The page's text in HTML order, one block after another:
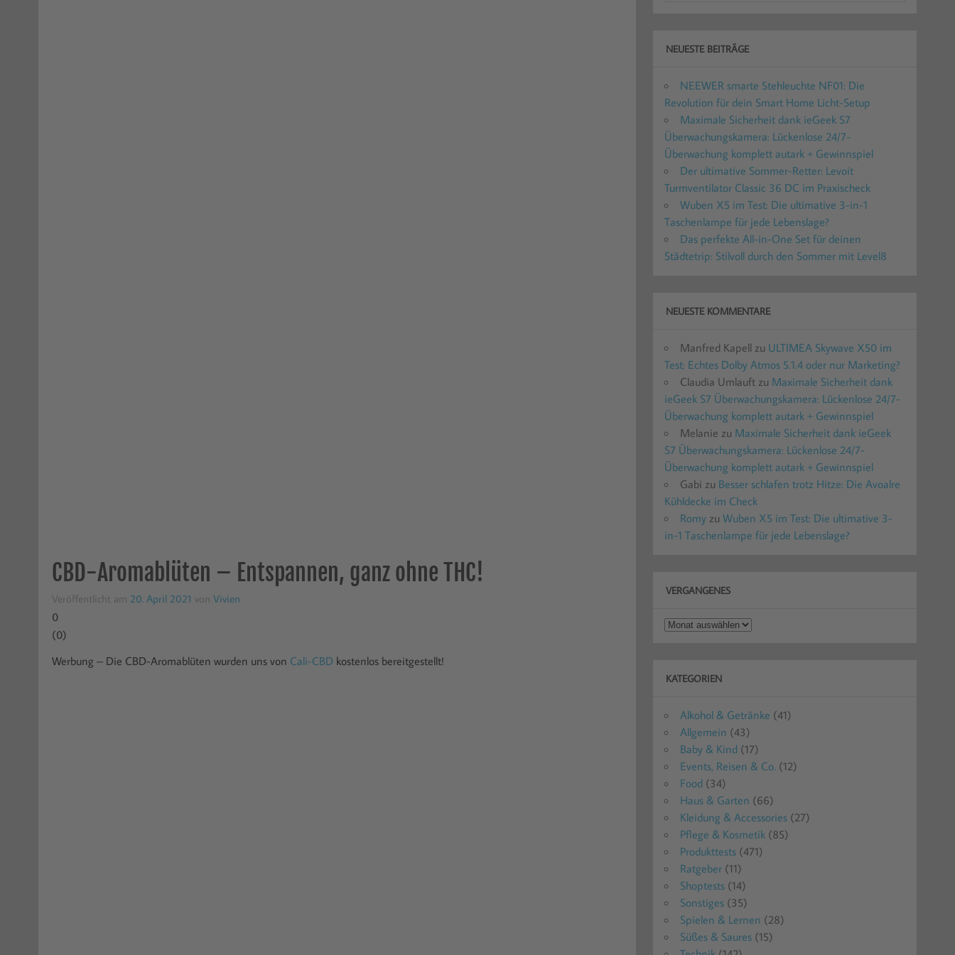
CBD-Aromablüten – Entspannen, ganz ohne THC!
Veröffentlicht am 20. April 2021 von Vivien
0
(0)
Werbung – Die CBD-Aromablüten wurden uns von Cali-CBD kostenlos bereitgestellt!
NEUESTE BEITRÄGE
NEEWER smarte Stehleuchte NF01: Die
Revolution für dein Smart Home Licht-Setup
Maximale Sicherheit dank ieGeek S7
Überwachungskamera: Lückenlose 24/7-
Überwachung komplett autark + Gewinnspiel
Der ultimative Sommer-Retter: Levoit
Turmventilator Classic 36 DC im Praxischeck
Wuben X5 im Test: Die ultimative 3-in-1
Taschenlampe für jede Lebenslage?
Das perfekte All-in-One Set für deinen
Städtetrip: Stilvoll durch den Sommer mit Level8
NEUESTE KOMMENTARE
Manfred Kapell zu ULTIMEA Skywave X50 im
Test: Echtes Dolby Atmos 5.1.4 oder nur Marketing?
Claudia Umlauft zu Maximale Sicherheit dank
ieGeek S7 Überwachungskamera: Lückenlose 24/7-
Überwachung komplett autark + Gewinnspiel
Melanie zu Maximale Sicherheit dank ieGeek
S7 Überwachungskamera: Lückenlose 24/7-
Überwachung komplett autark + Gewinnspiel
Gabi zu Besser schlafen trotz Hitze: Die Avoalre
Kühldecke im Check
Romy zuWuben X5 im Test: Die ultimative 3-
in-1 Taschenlampe für jede Lebenslage?
VERGANGENES
Vergangenes
KATEGORIEN
Alkohol & Getränke (41)
Allgemein (43)
Baby & Kind (17)
Events, Reisen & Co. (12)
Food (34)
Haus & Garten (66)
Kleidung & Accessories (27)
Pflege & Kosmetik (85)
Produkttests (471)
Ratgeber (11)
Shoptests (14)
Sonstiges (35)
Spielen & Lernen (28)
Süßes & Saures (15)